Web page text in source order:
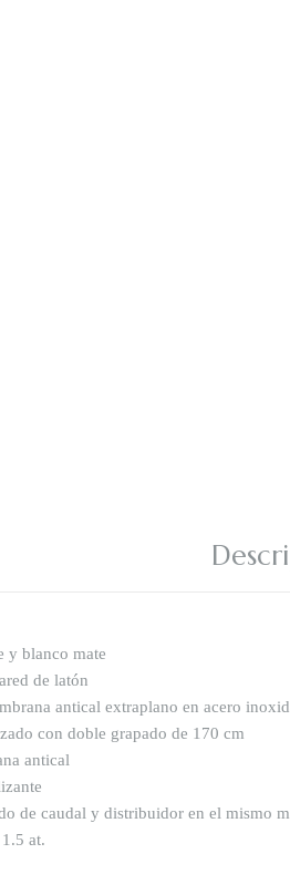
y blanco mate
de latón
antical extraplano en acero
con doble grapado de 170 cm
antical
de caudal y distribuidor en el mismo
at.